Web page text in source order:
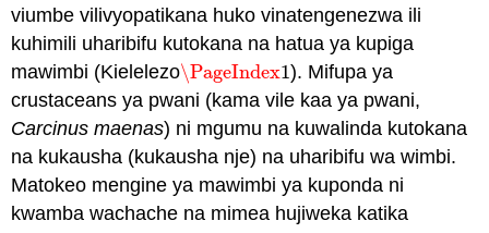
viumbe vilivyopatikana huko vinatengenezwa ili
kuhimili uharibifu kutokana na hatua ya kupiga
mawimbi (Kielelezo\PageIndex1
\PageIndex1). Mifupa ya
crustaceans ya pwani (kama vile kaa ya pwani,
Carcinus maenas) ni mgumu na kuwalinda kutokana
na kukausha (kukausha nje) na uharibifu wa wimbi.
Matokeo mengine ya mawimbi ya kuponda ni
kwamba wachache na mimea hujiweka katika